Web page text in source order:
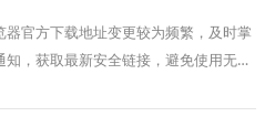
器官方下载地址变更较为频繁，及时掌
知，获取最新安全链接，避免使用无效